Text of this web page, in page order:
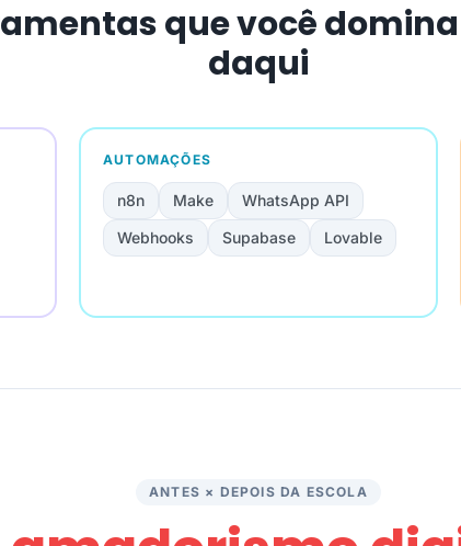
que você
daqui
AUTOMAÇÕES
n8n Make
WhatsApp API
Webhooks
Supabase Lovable
ANTES × DEPOIS DA ESCOLA